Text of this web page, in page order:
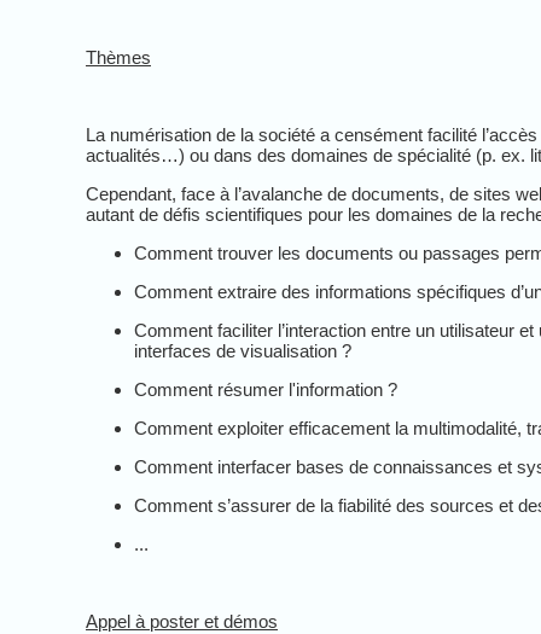
Thèmes
La numérisation de la société a censément facilité l’accès
actualités…) ou dans des domaines de spécialité (p. ex.
Cependant, face à l’avalanche de documents, de sites
autant de défis scientifiques pour les domaines de la
Comment trouver les documents ou passages
Comment extraire des informations spécifiques
Comment faciliter l’interaction entre un utilisateur
interfaces de visualisation ?
Comment résumer l'information ?
Comment exploiter efficacement la multimodalité,
Comment interfacer bases de connaissances et
Comment s’assurer de la fiabilité des sources et
...
Appel à poster et démos